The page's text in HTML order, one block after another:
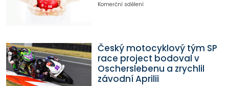
Komerční sdělení
Český motocyklový tým SP
race project bodoval v
Oscherslebenu a zrychlil
závodní Aprilii